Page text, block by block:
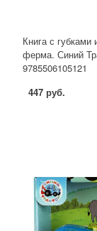
Книга с губками
ферма. Синий
9785506105121
447 руб.